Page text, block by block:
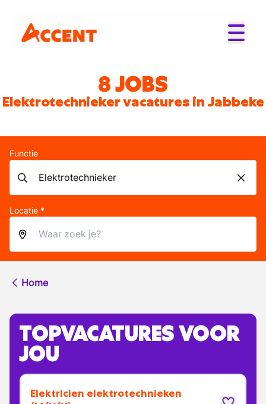
8 JOBS
Elektrotechnieker vacatures in Jabbeke
Functie
Locatie *
Home
TOPVACATURES VOOR
JOU
Elektricien elektrotechnieken